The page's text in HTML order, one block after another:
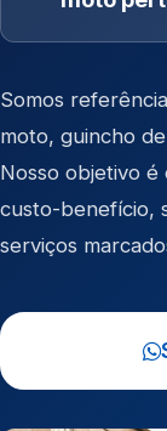
Somos
moto, guincho
Nosso objetivo
custo-benefício,
serviços